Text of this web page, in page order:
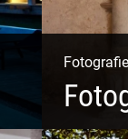
Fotografie